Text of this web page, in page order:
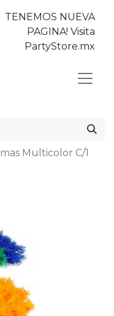
TENEMOS NUEVA
PAGINA! Visita
PartyStore.mx
Multicolor C/1